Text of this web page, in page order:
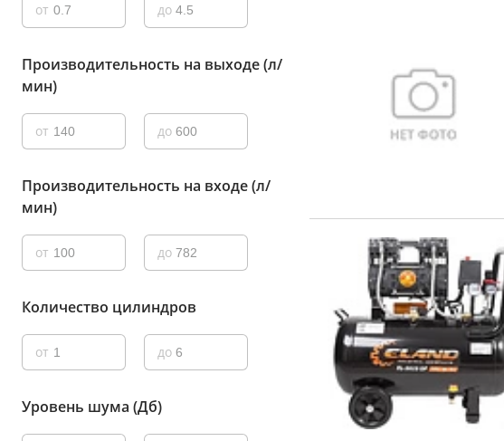
от до
Производительность на выходе (л/
мин)
от до
Производительность на входе (л/
мин)
от до
Количество цилиндров
от до
Уровень шума (Дб)